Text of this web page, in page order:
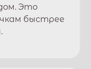
Это
быстрее